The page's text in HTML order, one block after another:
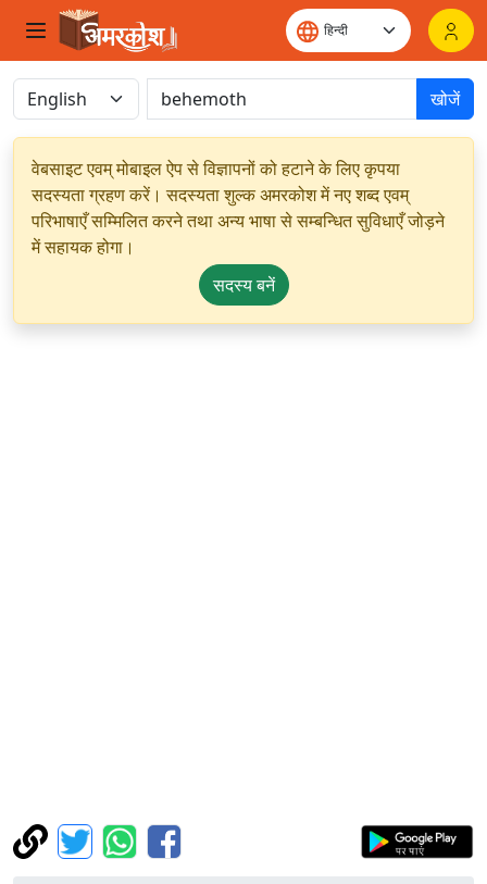
खोजें
वेबसाइट एवम् मोबाइल ऐप से विज्ञापनों को हटाने के लिए कृपया
सदस्यता ग्रहण करें। सदस्यता शुल्क अमरकोश में नए शब्द एवम्
परिभाषाएँ सम्मिलित करने तथा अन्य भाषा से सम्बन्धित सुविधाएँ जोड़ने
में सहायक होगा।
सदस्य बनें